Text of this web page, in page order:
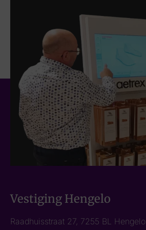
Vestiging Hengelo
Raadhuisstraat 27, 7255 BL Hengelo